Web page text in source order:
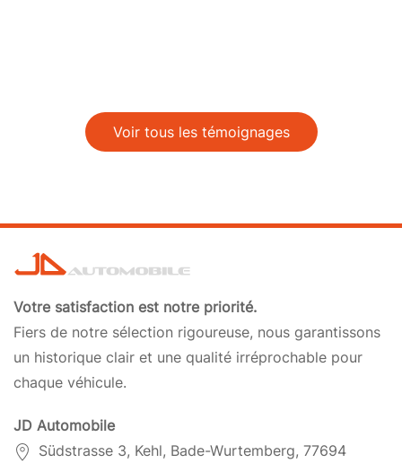
Voir tous les témoignages
Votre satisfaction est notre priorité.
Fiers de notre sélection rigoureuse, nous garantissons
un historique clair et une qualité irréprochable pour
chaque véhicule.
JD Automobile
Südstrasse 3, Kehl, Bade-Wurtemberg, 77694